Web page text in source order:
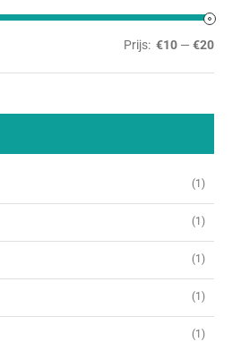
Min.
Max.
Prijs: €10 — €20
(1)
(1)
(1)
(1)
(1)